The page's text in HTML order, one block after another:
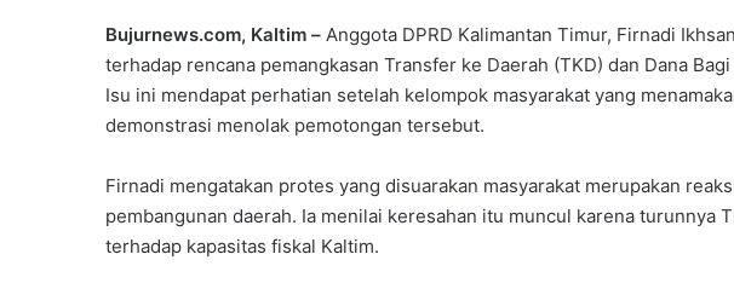
Bujurnews.com, Kaltim – Anggota DPRD Kalimantan Timur, Firnadi
terhadap rencana pemangkasan Transfer ke Daerah (TKD) dan Dana
Isu ini mendapat perhatian setelah kelompok masyarakat yang
demonstrasi menolak pemotongan tersebut.
Firnadi mengatakan protes yang disuarakan masyarakat merupakan
pembangunan daerah. Ia menilai keresahan itu muncul karena turunnya
terhadap kapasitas fiskal Kaltim.